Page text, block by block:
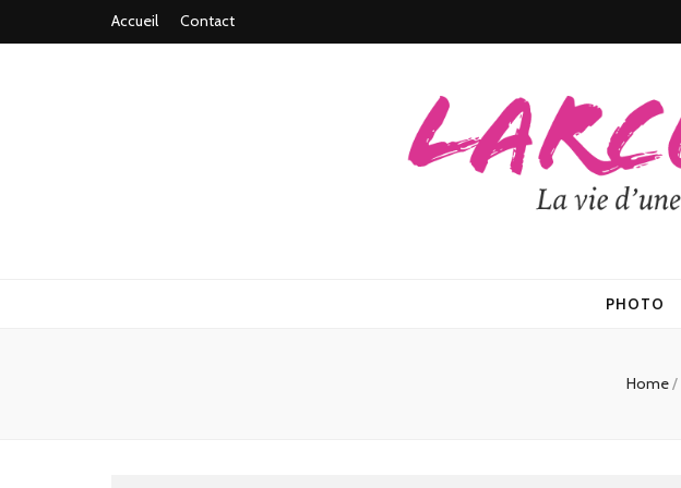
Accueil Contact
PHOTO
Home/